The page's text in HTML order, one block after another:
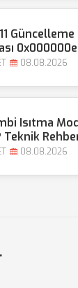
Güncelleme
08.08.2026
Isıtma
Teknik
08.08.2026